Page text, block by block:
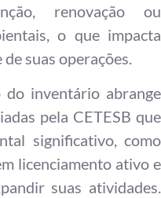
renovação ou
o que impacta
suas operações.
inventário abrange
pela CETESB que
significativo, como
licenciamento ativo e
suas atividades.